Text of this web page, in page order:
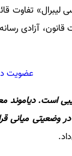
لیبرال»
آزادی
عضویت
است. دیاموند
در وضعیتی میانی